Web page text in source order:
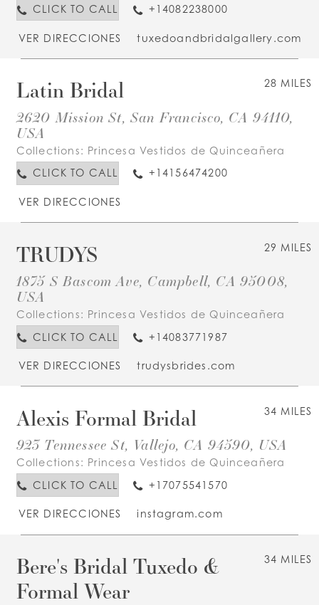
CLICK TO CALL
+14082238000
VER DIRECCIONES tuxedoandbridalgallery.com
28 MILES
Latin Bridal
2620 Mission St, San Francisco, CA 94110,
USA
Collections: Princesa Vestidos de Quinceañera
CLICK TO CALL
+14156474200
VER DIRECCIONES
29 MILES
TRUDYS
1875 S Bascom Ave, Campbell, CA 95008,
USA
Collections: Princesa Vestidos de Quinceañera
CLICK TO CALL
+14083771987
VER DIRECCIONES trudysbrides.com
34 MILES
Alexis Formal Bridal
923 Tennessee St, Vallejo, CA 94590, USA
Collections: Princesa Vestidos de Quinceañera
CLICK TO CALL
+17075541570
VER DIRECCIONES instagram.com
34 MILES
Bere's Bridal Tuxedo &
Formal Wear